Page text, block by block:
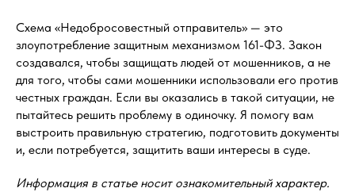
Схема «Недобросовестный отправитель» — это
злоупотребление защитным механизмом 161-ФЗ. Закон
создавался, чтобы защищать людей от мошенников, а не
для того, чтобы сами мошенники использовали его против
честных граждан. Если вы оказались в такой ситуации, не
пытайтесь решить проблему в одиночку. Я помогу вам
выстроить правильную стратегию, подготовить документы
и, если потребуется, защитить ваши интересы в суде.
Информация в статье носит ознакомительный характер.